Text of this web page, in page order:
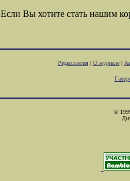
Если Вы хотите стать нашим
Редколлегия| О журнале|
©